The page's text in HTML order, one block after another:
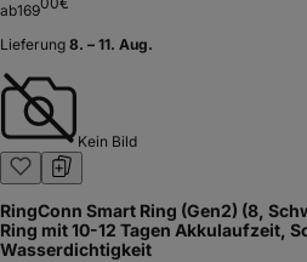
ab169
Lieferung 8. – 11. Aug.
Kein Bild
RingConn Smart Ring (Gen2) (8,
Ring mit 10-12 Tagen Akkulaufzeit,
Wasserdichtigkeit